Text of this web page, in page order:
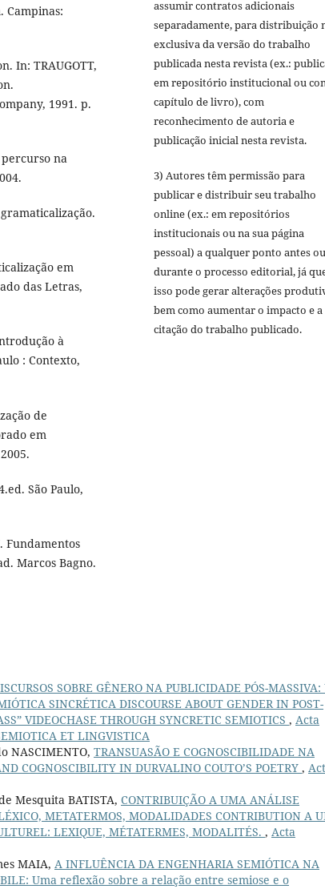
Campinas:
In: TRAUGOTT,
1991. p.
percurso na
em
das Letras,
à
: Contexto,
de
em
São Paulo,
Fundamentos
Marcos Bagno.
assumir contratos adicionais
separadamente, para distribuição
exclusiva da versão do trabalho
publicada nesta revista (ex.:
em repositório institucional ou
capítulo de livro), com
reconhecimento de autoria e
publicação inicial nesta revista.
3) Autores têm permissão para
publicar e distribuir seu trabalho
online (ex.: em repositórios
institucionais ou na sua página
pessoal) a qualquer ponto antes ou
durante o processo editorial, já
isso pode gerar alterações
bem como aumentar o impacto e a
citação do trabalho publicado.
SOBRE GÊNERO NA PUBLICIDADE PÓS-
SINCRÉTICA DISCOURSE ABOUT GENDER IN POST-
VIDEOCHASE THROUGH SYNCRETIC SEMIOTICS , Acta
ET LINGVISTICA
NASCIMENTO, TRANSUASÃO E COGNOSCIBILIDADE NA
COGNOSCIBILITY IN DURVALINO COUTO’S POETRY ,
Mesquita BATISTA, CONTRIBUIÇÃO A UMA ANÁLISE
METATERMOS, MODALIDADES CONTRIBUTION A
LEXIQUE, MÉTATERMES, MODALITÉS. , Acta
MAIA, A INFLUÊNCIA DA ENGENHARIA SEMIÓTICA NA
Uma reflexão sobre a relação entre semiose e o